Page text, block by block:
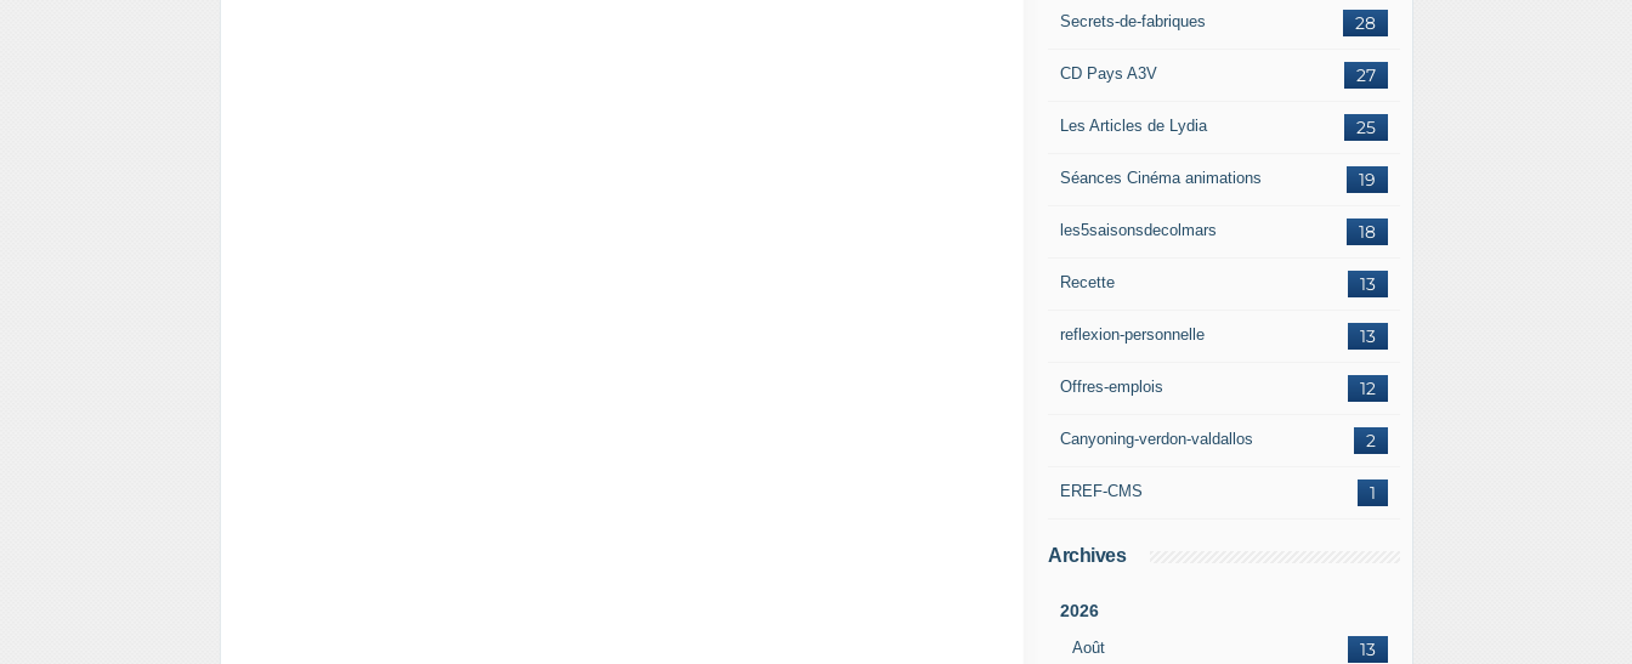
28
Secrets-de-fabriques
27
CD Pays A3V
25
Les Articles de Lydia
19
Séances Cinéma animations
18
les5saisonsdecolmars
13
Recette
13
reflexion-personnelle
12
Offres-emplois
2
Canyoning-verdon-valdallos
1
EREF-CMS
Archives
2026
Août 13